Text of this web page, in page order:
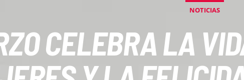
NOTICIAS
CELEBRA LA